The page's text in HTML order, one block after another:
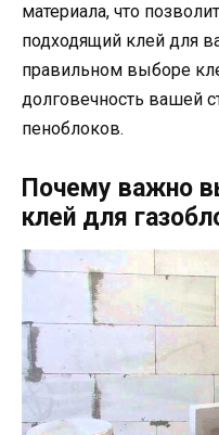
материала, что
подходящий клей для
правильном выборе
долговечность вашей
пеноблоков.
Почему важно
клей для